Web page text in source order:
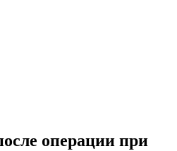
операции при